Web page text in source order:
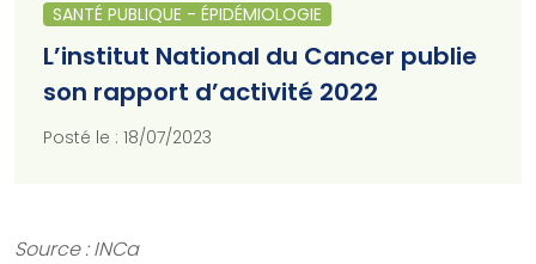
SANTÉ PUBLIQUE - ÉPIDÉMIOLOGIE
L’institut National du Cancer publie
son rapport d’activité 2022
Posté le : 18/07/2023
Source : INCa